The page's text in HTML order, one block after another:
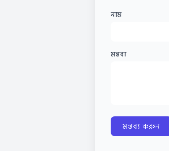
নাম
মন্তব্য
মন্তব্য করুন